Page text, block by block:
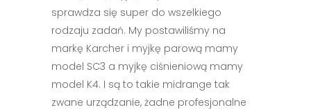
sprawdza się super do wszelkiego
rodzaju zadań. My postawiliśmy na
markę Karcher i myjkę parową mamy
model SC3 a myjkę ciśnieniową mamy
model K4. I są to takie midrange tak
zwane urządzanie, żadne profesjonalne